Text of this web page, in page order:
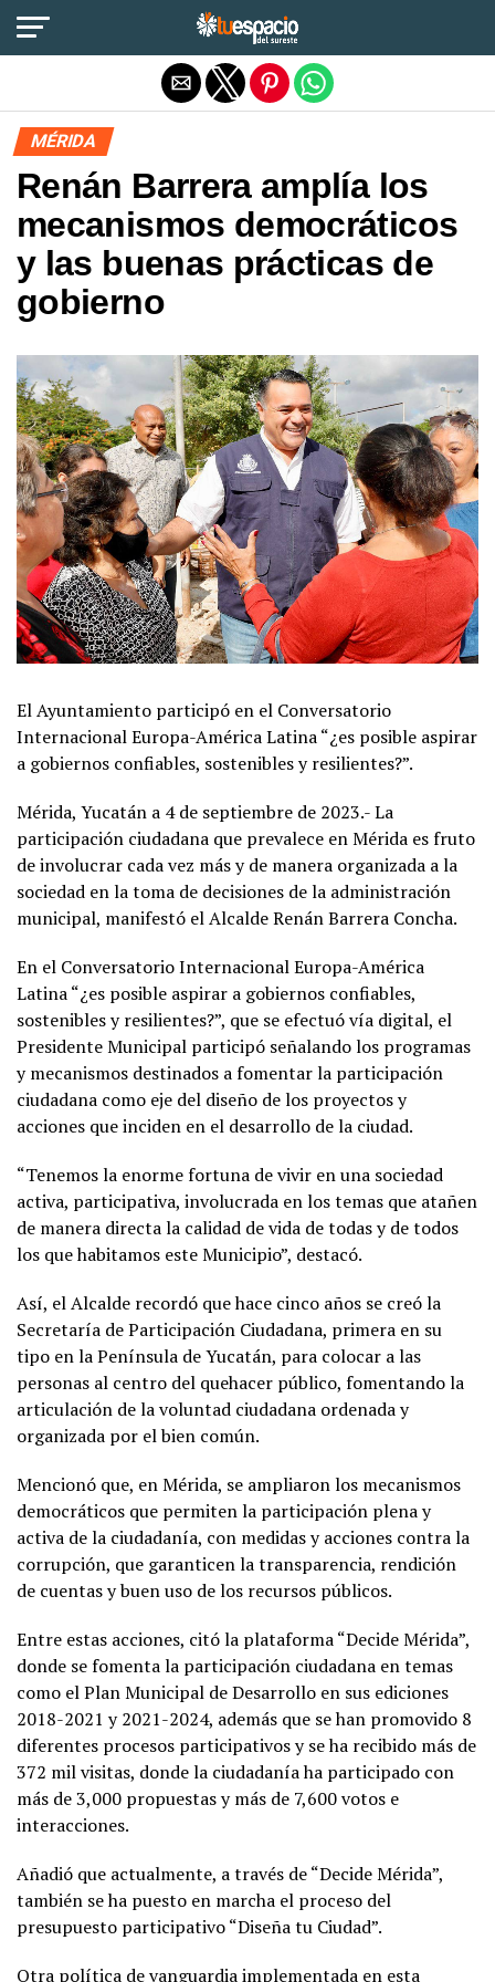
MÉRIDA
Renán Barrera amplía los
mecanismos democráticos
y las buenas prácticas de
gobierno
El Ayuntamiento participó en el Conversatorio
Internacional Europa-América Latina “¿es posible aspirar
a gobiernos confiables, sostenibles y resilientes?”.
Mérida, Yucatán a 4 de septiembre de 2023.- La
participación ciudadana que prevalece en Mérida es fruto
de involucrar cada vez más y de manera organizada a la
sociedad en la toma de decisiones de la administración
municipal, manifestó el Alcalde Renán Barrera Concha.
En el Conversatorio Internacional Europa-América
Latina “¿es posible aspirar a gobiernos confiables,
sostenibles y resilientes?”, que se efectuó vía digital, el
Presidente Municipal participó señalando los programas
y mecanismos destinados a fomentar la participación
ciudadana como eje del diseño de los proyectos y
acciones que inciden en el desarrollo de la ciudad.
“Tenemos la enorme fortuna de vivir en una sociedad
activa, participativa, involucrada en los temas que atañen
de manera directa la calidad de vida de todas y de todos
los que habitamos este Municipio”, destacó.
Así, el Alcalde recordó que hace cinco años se creó la
Secretaría de Participación Ciudadana, primera en su
tipo en la Península de Yucatán, para colocar a las
personas al centro del quehacer público, fomentando la
articulación de la voluntad ciudadana ordenada y
organizada por el bien común.
Mencionó que, en Mérida, se ampliaron los mecanismos
democráticos que permiten la participación plena y
activa de la ciudadanía, con medidas y acciones contra la
corrupción, que garanticen la transparencia, rendición
de cuentas y buen uso de los recursos públicos.
Entre estas acciones, citó la plataforma “Decide Mérida”,
donde se fomenta la participación ciudadana en temas
como el Plan Municipal de Desarrollo en sus ediciones
2018-2021 y 2021-2024, además que se han promovido 8
diferentes procesos participativos y se ha recibido más de
372 mil visitas, donde la ciudadanía ha participado con
más de 3,000 propuestas y más de 7,600 votos e
interacciones.
Añadió que actualmente, a través de “Decide Mérida”,
también se ha puesto en marcha el proceso del
presupuesto participativo “Diseña tu Ciudad”.
Otra política de vanguardia implementada en esta
Salir de la versión móvil